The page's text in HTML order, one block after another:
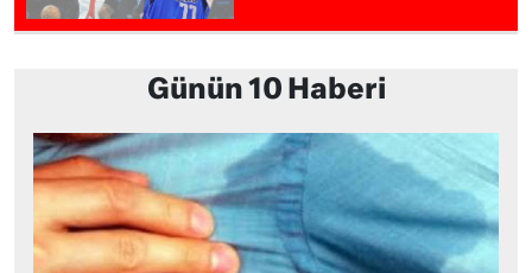
Günün 10 Haberi